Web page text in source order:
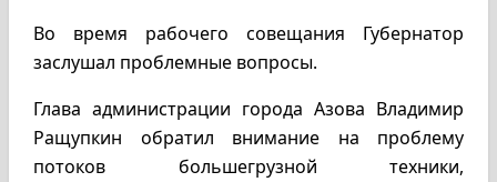
Во время рабочего совещания Губернатор
заслушал проблемные вопросы.
Глава администрации города Азова Владимир
Ращупкин обратил внимание на проблему
потоков большегрузной техники,